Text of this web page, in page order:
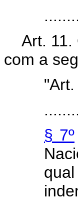
Art. 11.
com a
§ 7º